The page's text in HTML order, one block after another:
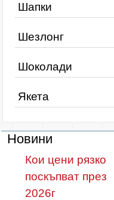
Шапки
Шезлонг
Шоколади
Якета
Новини
Кои цени рязко
поскъпват през
2026г